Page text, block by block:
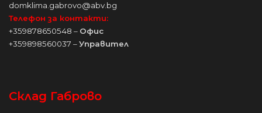
domklima.gabrovo@abv.bg
Телефон за контакти:
+359878650548 – Офис
+359898560037 –Управител
Склад Габрово